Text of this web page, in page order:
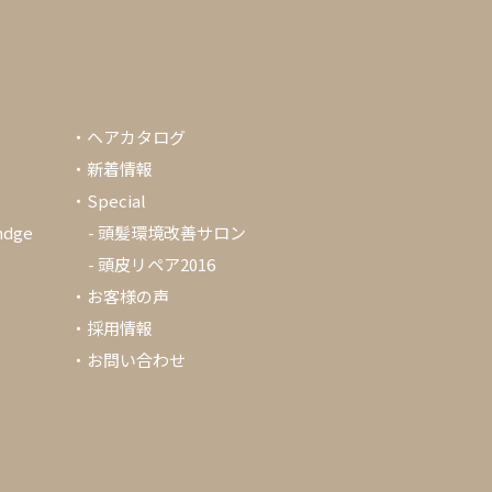
・ ヘアカタログ
・ 新着情報
・Special
- 頭髪環境改善サロン
- 頭皮リペア2016
・ お客様の声
・ 採用情報
・ お問い合わせ